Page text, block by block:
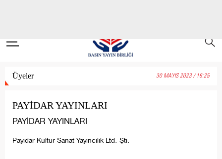
Üyeler 30 MAYIS 2023 / 16:25
PAYİDAR YAYINLARI
PAYİDAR YAYINLARI
Payidar Kültür Sanat Yayıncılık Ltd. Şti.